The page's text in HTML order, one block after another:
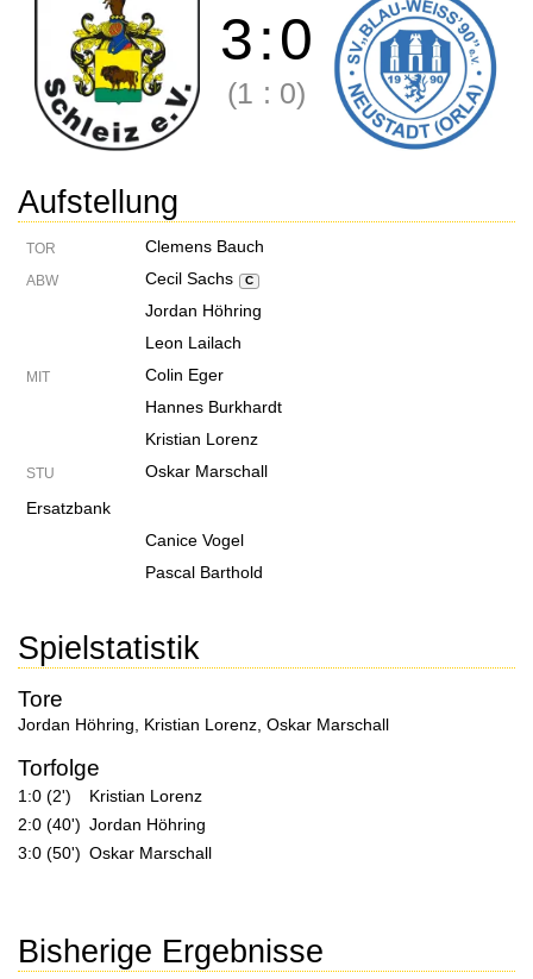
3:0
(1 : 0)
Aufstellung
TOR Clemens Bauch
ABW Cecil Sachs C
Jordan Höhring
Leon Lailach
MIT
Colin Eger
Hannes Burkhardt
Kristian Lorenz
STU
Oskar Marschall
Ersatzbank
Canice Vogel
Pascal Barthold
Spielstatistik
Tore
Jordan Höhring Kristian Lorenz Oskar Marschall
Torfolge
1:0 (2')
Kristian Lorenz
2:0 (40') Jordan Höhring
3:0 (50') Oskar Marschall
Bisherige Ergebnisse